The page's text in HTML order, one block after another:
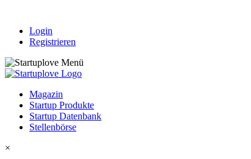
Login
Registrieren
Magazin
Startup Produkte
Startup Datenbank
Stellenbörse
×